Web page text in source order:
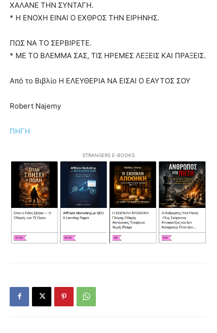
ΧΑΛΑΝΕ ΤΗΝ ΣΥΝΤΑΓΗ.
* Η ΕΝΟΧΗ ΕΙΝΑΙ Ο ΕΧΘΡΟΣ ΤΗΝ ΕΙΡΗΝΗΣ.
ΠΩΣ ΝΑ ΤΟ ΣΕΡΒΙΡΕΤΕ.
* ΜΕ ΤΟ ΒΛΕΜΜΑ ΣΑΣ, ΤΙΣ ΗΡΕΜΕΣ ΛΕΞΕΙΣ ΚΑΙ ΠΡΑΞΕΙΣ.
Από το Βιβλίο Η ΕΛΕΥΘΕΡΙΑ ΝΑ ΕΙΣΑΙ Ο ΕΑΥΤΟΣ ΣΟΥ
Robert Najemy
ΠΗΓΗ
STRANGERS E-BOOKS